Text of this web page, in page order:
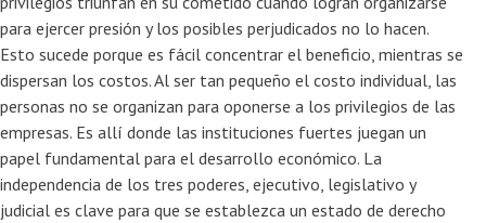
para ejercer presión y los posibles perjudicados no lo hacen.
Esto sucede porque es fácil concentrar el beneficio, mientras se
dispersan los costos. Al ser tan pequeño el costo individual, las
personas no se organizan para oponerse a los privilegios de las
empresas. Es allí donde las instituciones fuertes juegan un
papel fundamental para el desarrollo económico. La
independencia de los tres poderes, ejecutivo, legislativo y
judicial es clave para que se establezca un estado de derecho